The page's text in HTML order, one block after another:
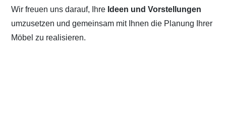
Wir freuen uns darauf, Ihre Ideen und Vorstellungen
umzusetzen und gemeinsam mit Ihnen die Planung Ihrer
Möbel zu realisieren.